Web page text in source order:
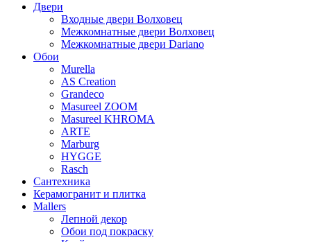
Двери
Входные двери Волховец
Межкомнатные двери Волховец
Межкомнатные двери Dariano
Обои
Murella
AS Creation
Grandeco
Masureel ZOOM
Masureel KHROMA
ARTE
Marburg
HYGGE
Rasch
Сантехника
Керамогранит и плитка
Mallers
Лепной декор
Обои под покраску